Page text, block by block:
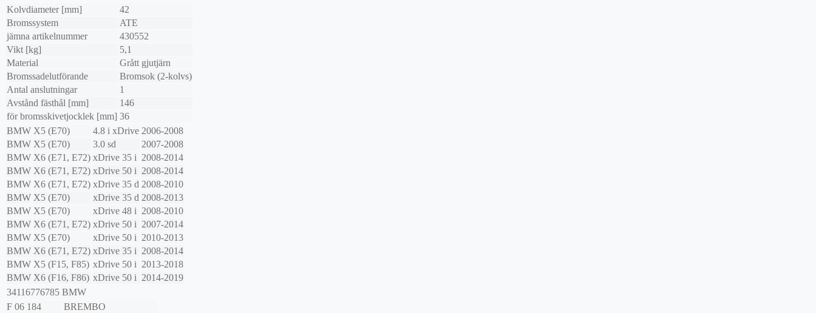
Kolvdiameter [mm]
42
Bromssystem
ATE
jämna artikelnummer
430552
Vikt [kg]
5,1
Material
Grått gjutjärn
Bromssadelutförande
Bromsok (2-kolvs)
Antal anslutningar
1
Avstånd fästhål [mm]
146
för bromsskivetjocklek [mm] 36
BMW X5 (E70) 4.8 i xDrive 2006-2008
BMW X5 (E70) 3.0 sd
2007-2008
BMW X6 (E71, E72) xDrive 35 i 2008-2014
BMW X6 (E71, E72) xDrive 50 i 2008-2014
BMW X6 (E71, E72) xDrive 35 d 2008-2010
BMW X5 (E70) xDrive 35 d 2008-2013
BMW X5 (E70) xDrive 48 i 2008-2010
BMW X6 (E71, E72) xDrive 50 i 2007-2014
BMW X5 (E70) xDrive 50 i 2010-2013
BMW X6 (E71, E72) xDrive 35 i 2008-2014
BMW X5 (F15, F85) xDrive 50 i 2013-2018
BMW X6 (F16, F86) xDrive 50 i 2014-2019
34116776785 BMW
F 06 184
BREMBO